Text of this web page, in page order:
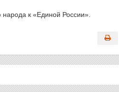
к «Единой России».